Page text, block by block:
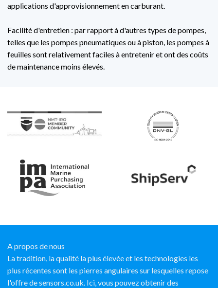
applications d'approvisionnement en carburant.
Facilité d'entretien : par rapport à d'autres types de pompes,
telles que les pompes pneumatiques ou à piston, les pompes à
feuilles sont relativement faciles à entretenir et ont des coûts
de maintenance moins élevés.
A propos de nous
La tradition, la qualité la plus élevée et les technologies les
plus récentes sont les pierres angulaires sur lesquelles repose
l'offre de sensors.co.uk. Ici, vous pouvez obtenir des